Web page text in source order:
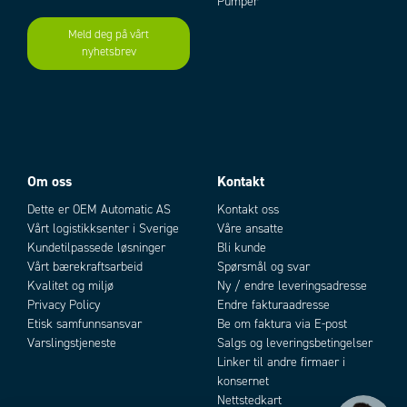
Add to existing cart row
Meld deg på vårt
nyhetsbrev
Om oss
Dette er OEM Automatic AS
Vårt logistikksenter i Sverige
Kundetilpassede løsninger
Vårt bærekraftsarbeid
Kvalitet og miljø
Privacy Policy
Etisk samfunnsansvar
Varslingstjeneste
Kontakt
Kontakt oss
Våre ansatte
Bli kunde
Spørsmål og svar
Ny / endre leveringsadresse
Endre fakturaadresse
Be om faktura via E-post
Salgs og leveringsbetingelser
Linker til andre firmaer i
konsernet
Nettstedkart